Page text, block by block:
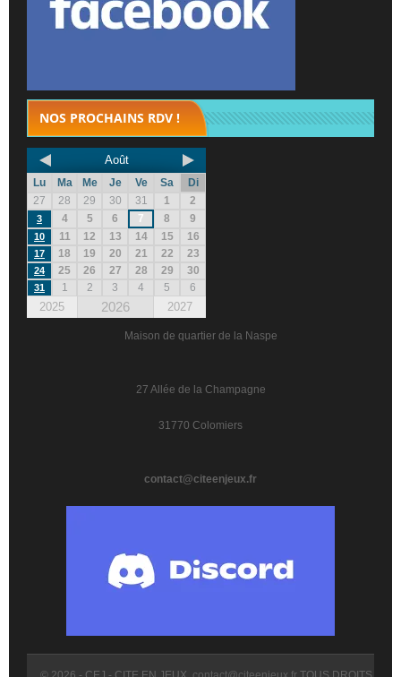
NOS PROCHAINS RDV !
Août
Lu Ma Me Je Ve Sa
Di
27
28 29 30 31 1 2
3 4 5 6 7 8 9
10 11 12 13 14 15 16
17 18 19 20 21 22 23
24 25 26 27 28 29 30
31 1 2 3 4 5 6
2025 2026 2027
Maison de quartier de la Naspe
27 Allée de la Champagne
31770 Colomiers
contact@citeenjeux.fr